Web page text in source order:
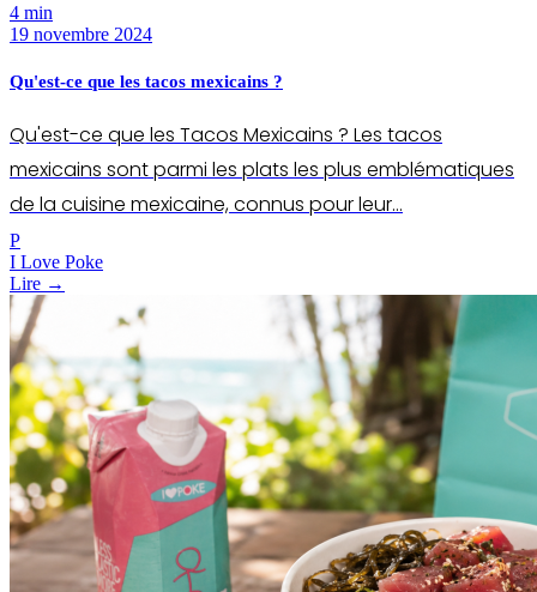
4 min
19 novembre 2024
Qu'est-ce que les tacos mexicains ?
Qu'est-ce que les Tacos Mexicains ? Les tacos
mexicains sont parmi les plats les plus emblématiques
de la cuisine mexicaine, connus pour leur…
P
I Love Poke
Lire →